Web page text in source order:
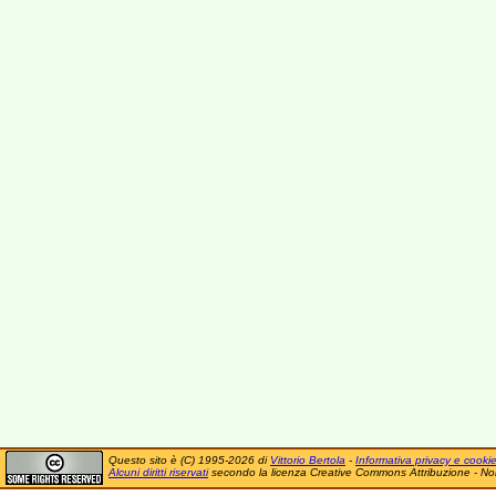
Questo sito è (C) 1995-2026 di Vittorio Bertola - Informativa privacy e cookie
Alcuni diritti riservatisecondo la licenza Creative Commons Attribuzione -